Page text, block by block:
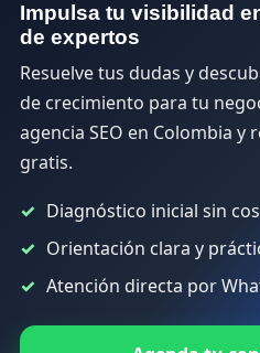
Impulsa tu visibilidad
de expertos
Resuelve tus dudas y
de crecimiento para tu
agencia SEO en Colombia
gratis.
Diagnóstico inicial sin
Orientación clara y
Atención directa por